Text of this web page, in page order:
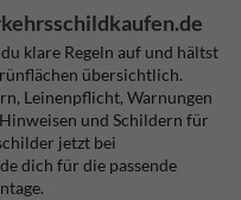
klare Regeln auf und hältst
übersichtlich.
Leinenpflicht, Warnungen
und Schildern für
jetzt bei
dich für die passende